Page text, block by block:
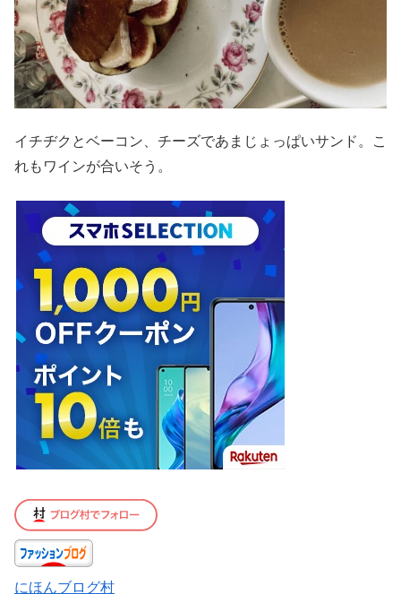
イチヂクとベーコン、チーズであまじょっぱいサンド。こ
れもワインが合いそう。
にほんブログ村